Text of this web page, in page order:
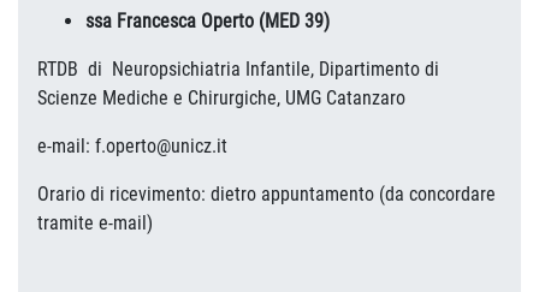
ssa Francesca Operto (MED 39)
RTDB di Neuropsichiatria Infantile, Dipartimento di
Scienze Mediche e Chirurgiche, UMG Catanzaro
e-mail: f.operto@unicz.it
Orario di ricevimento: dietro appuntamento (da concordare
tramite e-mail)